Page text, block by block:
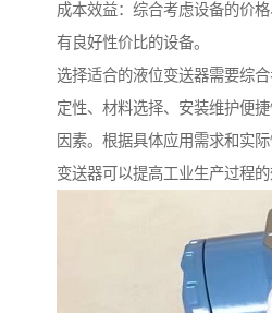
成本效益：综合考虑设备的价
有良好性价比的设备。
选择适合的液位变送器需要综
定性、材料选择、安装维护便
因素。根据具体应用需求和实
变送器可以提高工业生产过程的